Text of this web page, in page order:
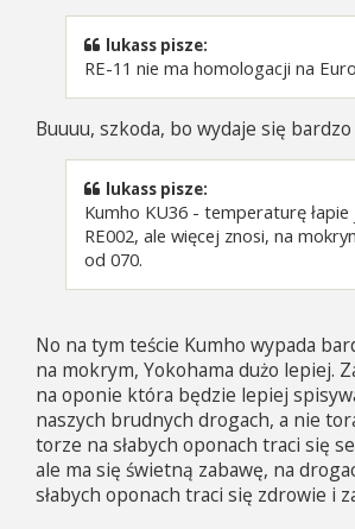
lukass pisze:
RE-11 nie ma homologacji na
Buuuu, szkoda, bo wydaje się bardzo
lukass pisze:
Kumho KU36 - temperaturę łapie
RE002, ale więcej znosi, na
od 070.
No na tym teście Kumho wypada
na mokrym, Yokohama dużo lepiej.
na oponie która będzie lepiej
naszych brudnych drogach, a nie
torze na słabych oponach traci się
ale ma się świetną zabawę, na
słabych oponach traci się zdrowie i